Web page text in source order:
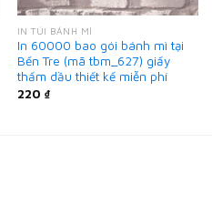
IN TÚI BÁNH MÌ
In 60000 bao gói bánh mì tại
Bến Tre (mã tbm_627) giấy
thấm dầu thiết kế miễn phí
220 ₫